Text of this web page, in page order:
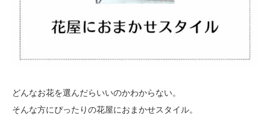
どんなお花を選んだらいいのかわからない。
そんな方にぴったりの花屋におまかせスタイル。